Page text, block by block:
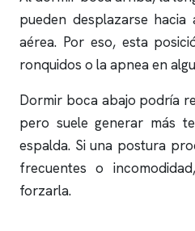
pueden desplazarse
aérea. Por eso, esta
ronquidos o laapneaen
Dormir boca abajo podría
pero suele generar más
espalda. Si una postura
frecuentes o
forzarla.